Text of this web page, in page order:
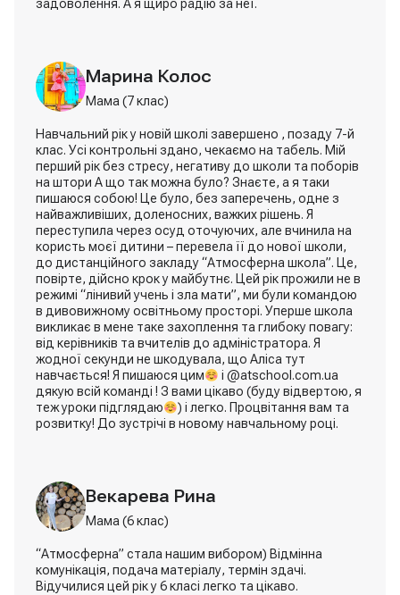
Георгій Коваленко
Батько (5 клас)
Яна Литовченко
задоволення. А я щиро радію за неї.
Марина Колос
Мама (7 клас)
Навчальний рік у новій школі завершено , позаду 7-й
клас. Усі контрольні здано, чекаємо на табель. Мій
перший рік без стресу, негативу до школи та поборів
на штори А що так можна було? Знаєте, а я таки
пишаюся собою! Це було, без заперечень, одне з
найважливіших, доленосних, важких рішень. Я
переступила через осуд оточуючих, але вчинила на
користь моєї дитини – перевела її до нової школи,
до дистанційного закладу “Атмосферна школа”. Це,
повірте, дійсно крок у майбутнє. Цей рік прожили не в
режимі “лінивий учень і зла мати”, ми були командою
в дивовижному освітньому просторі. Уперше школа
викликає в мене таке захоплення та глибоку повагу:
від керівників та вчителів до адміністратора. Я
жодної секунди не шкодувала, що Аліса тут
навчається! Я пишаюся цим
і @atschool.com.ua
дякую всій команді ! З вами цікаво (буду відвертою, я
теж уроки підглядаю
) і легко. Процвітання вам та
розвитку! До зустрічі в новому навчальному році.
Векарева Рина
Мама (6 клас)
“Атмосферна” стала нашим вибором) Відмінна
комунікація, подача матеріалу, термін здачі.
Відучилися цей рік у 6 класі легко та цікаво.